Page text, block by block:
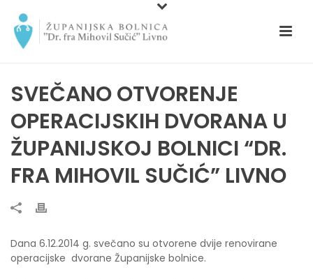
SVEČANO OTVORENJE
OPERACIJSKIH DVORANA U
ŽUPANIJSKOJ BOLNICI “DR.
FRA MIHOVIL SUČIĆ” LIVNO
Dana 6.12.2014 g. svečano su otvorene dvije renovirane
operacijske dvorane Županijske bolnice.